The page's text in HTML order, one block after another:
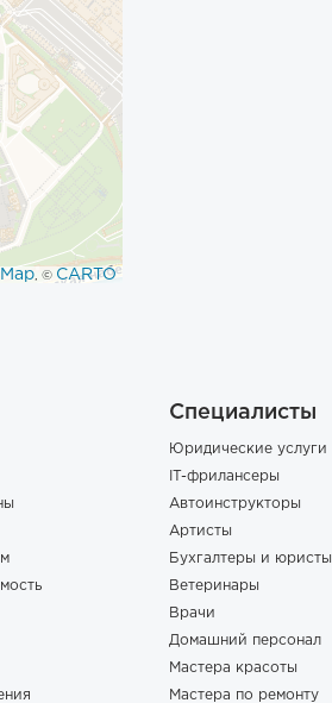
, © CARTO
Специалисты
Юридические услуги
IT-фрилансеры
Автоинструкторы
Артисты
Бухгалтеры и юристы
Ветеринары
Врачи
Домашний персонал
Мастера красоты
Мастера по ремонту